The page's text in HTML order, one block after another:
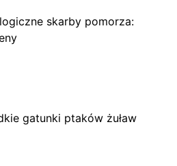
skarby pomorza:
gatunki ptaków żuław